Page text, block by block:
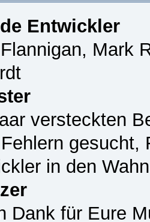
Entwickler
Mark
versteckten
gesucht,
in den
Dank für Eure